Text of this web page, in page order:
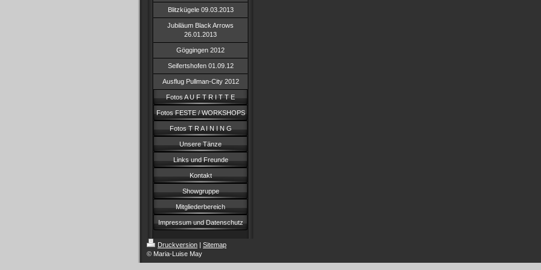
Blitzkügele 09.03.2013
Jubiläum Black Arrows
26.01.2013
Göggingen 2012
Seifertshofen 01.09.12
Ausflug Pullman-City 2012
Fotos A U F T R I T T E
Fotos FESTE / WORKSHOPS
Fotos T R A I N I N G
Unsere Tänze
Links und Freunde
Kontakt
Showgruppe
Mitgliederbereich
Impressum und Datenschutz
Druckversion | Sitemap
© Maria-Luise May